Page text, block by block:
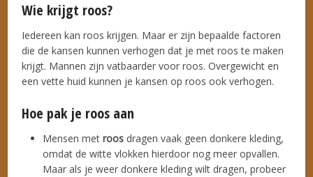
Wie krijgt roos?
Iedereen kan roos krijgen. Maar er zijn bepaalde factoren
die de kansen kunnen verhogen dat je met roos te maken
krijgt. Mannen zijn vatbaarder voor roos. Overgewicht en
een vette huid kunnen je kansen op roos ook verhogen.
Hoe pak je roos aan
Mensen metroos dragen vaak geen donkere kleding,
omdat de witte vlokken hierdoor nog meer opvallen.
Maar als je weer donkere kleding wilt dragen, probeer